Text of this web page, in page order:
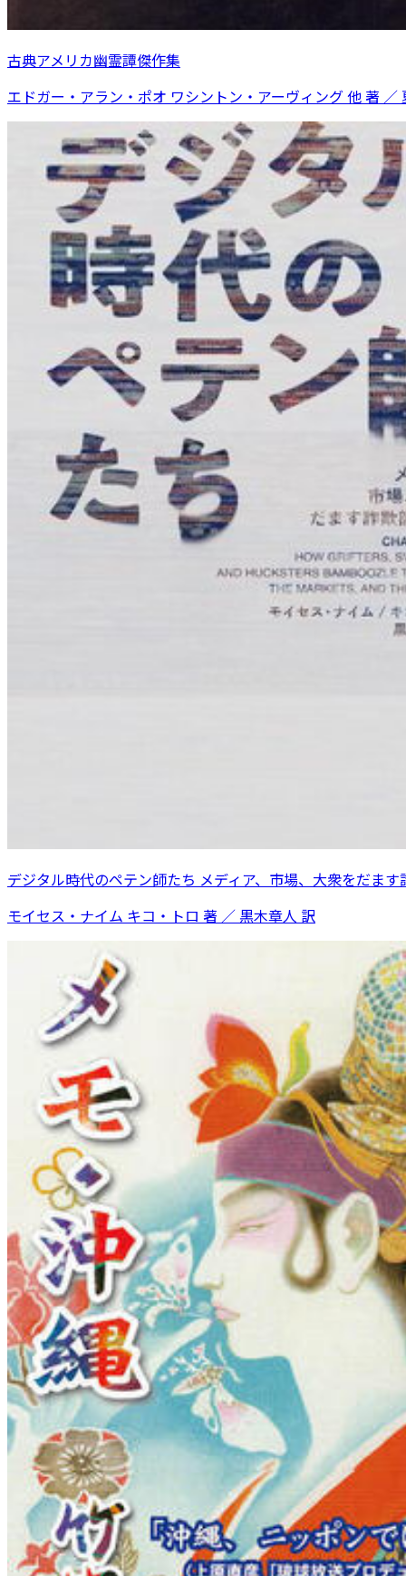
古典アメリカ幽霊譚傑作集
エドガー・アラン・ポオ ワシントン・アーヴィング 他 著 ／
デジタル時代のペテン師たち メディア、市場、大衆をだます
モイセス・ナイム キコ・トロ 著 ／ 黒木章人 訳